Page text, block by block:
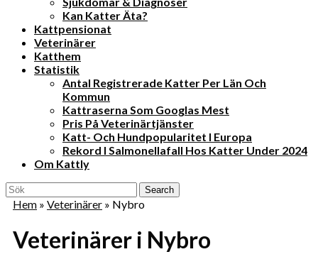
Kan Katter Äta?
Kattpensionat
Veterinärer
Katthem
Statistik
Antal Registrerade Katter Per Län Och
Kommun
Kattraserna Som Googlas Mest
Pris På Veterinärtjänster
Katt- Och Hundpopularitet I Europa
Rekord I Salmonellafall Hos Katter Under 2024
Om Kattly
Close
Menu
Search
for:Hem » Veterinärer » Nybro
Veterinärer i Nybro